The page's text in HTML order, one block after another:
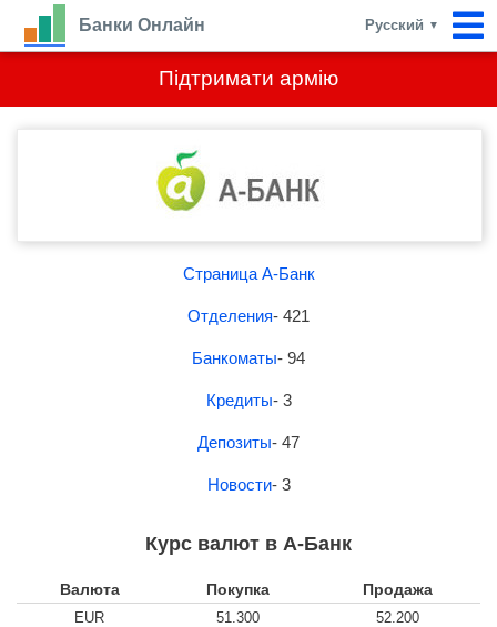
Підтримати армію
Банки Онлайн Русский ▼
Страница А-Банк
Отделения- 421
Банкоматы- 94
Кредиты- 3
Депозиты- 47
Новости- 3
Курс валют в А-Банк
Валюта Покупка Продажа
EUR 51.300
52.200